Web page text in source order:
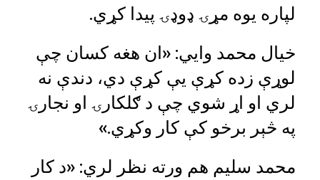
لپاره یوه مړۍ ډوډۍ پیدا کړي.
خیال‌ محمد وايي: «ان هغه کسان چې
لوړې زده کړې یې کړې دي، دندې نه
لري او اړ شوي چې د ګلکارۍ او نجارۍ
په څېر برخو کې کار وکړي.»
محمد سلیم هم ورته نظر لري: «د کار